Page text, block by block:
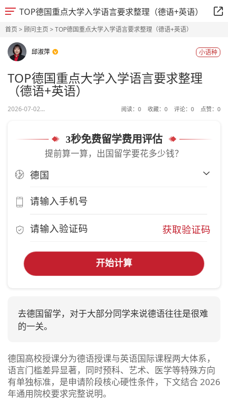
TOP德国重点大学入学语言要求整理（德语+英语）
首页> 顾问主页> TOP德国重点大学入学语言要求整理（德语+英语）
邱淑萍 小语种
TOP德国重点大学入学语言要求整理
（德语+英语）
2026-07-02... 阅读： 0 收藏： 0 评论： 0 点赞： 0
3秒免费留学费用评估
提前算一算，出国留学要花多少钱？
获取验证码
开始计算
去德国留学，对于大部分同学来说德语往往是很难
的一关。
德国高校授课分为德语授课与英语国际课程两大体系，
语言门槛差异显著，同时预科、艺术、医学等特殊方向
有单独标准，是申请阶段核心硬性条件，下文结合 2026
年通用院校要求完整说明。